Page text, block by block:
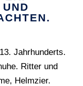
Jahrhunderts.
Ritter und
Helmzier.